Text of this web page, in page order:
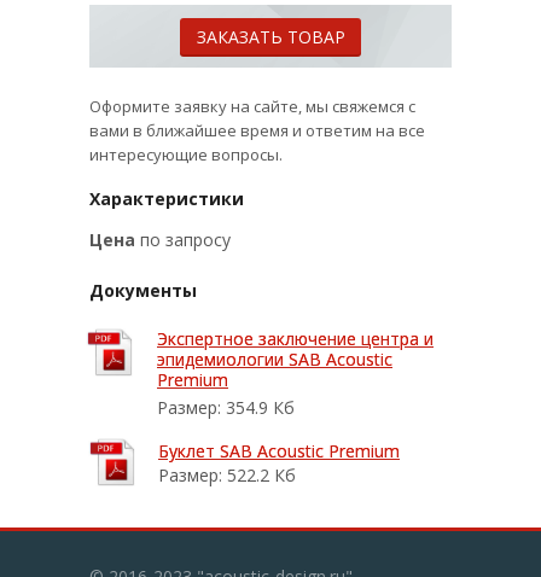
Экспертное заключение центра и
эпидемиологии SAB Acoustic
Premium
Размер: 354.9 Кб
Экспертное заключение центра и
эпидемиологии SAB Acoustic
Premium
ЗАКАЗАТЬ ТОВАР
Оформите заявку на сайте, мы свяжемся с
вами в ближайшее время и ответим на все
интересующие вопросы.
Характеристики
Цена по запросу
Буклет SAB Acoustic Premium
Размер: 522.2 Кб
Буклет SAB Acoustic Premium
Документы